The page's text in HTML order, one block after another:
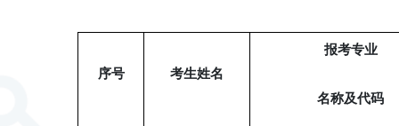
序号 考生姓名
报考专业
名称及代码